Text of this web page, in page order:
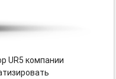
UR5 компании